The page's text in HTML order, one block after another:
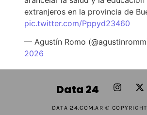
extranjeros en la provincia de
pic.twitter.com/Pppyd23460
— Agustín Romo
2026
Data 24
DATA 24.COM.AR ©